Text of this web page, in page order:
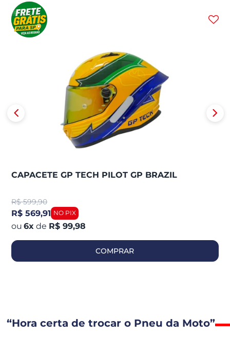
CAPACETE GP TECH PILOT GP BRAZIL
R$ 599,90
R$ 569,91
6x de R$ 99,98
COMPRAR
“Hora certa de trocar o Pneu da Moto”